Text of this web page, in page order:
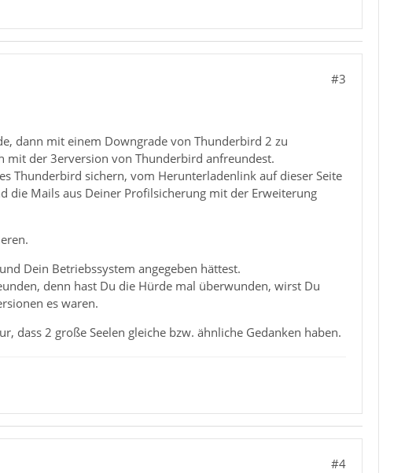
#3
dann mit einem Downgrade von Thunderbird 2 zu
mit der 3erversion von Thunderbird anfreundest.
Thunderbird sichern, vom Herunterladenlink auf dieser Seite
die Mails aus Deiner Profilsicherung mit der Erweiterung
Dein Betriebssystem angegeben hättest.
denn hast Du die Hürde mal überwunden, wirst Du
es waren.
dass 2 große Seelen gleiche bzw. ähnliche Gedanken haben.
#4